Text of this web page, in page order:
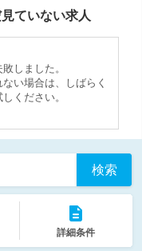
ていない求人
しました。
い場合は、しばらく
ください。
検索
詳細条件